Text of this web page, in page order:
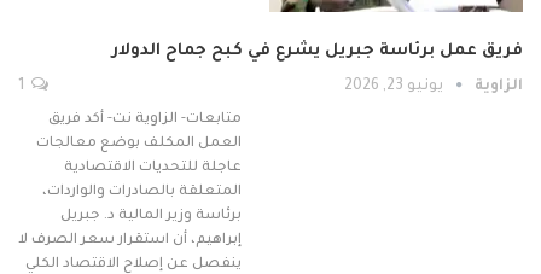
فريق عمل برئاسة جبريل يشرع في كبح جماح الدولار
الزاوية يونيو 23, 2026
متابعات- الزاوية نت- أكد فريق
العمل المكلف بوضع معالجات
عاجلة للتحديات الاقتصادية
المتعلقة بالصادرات والواردات،
برئاسة وزير المالية د. جبريل
إبراهيم، أن استقرار سعر الصرف لا
ينفصل عن إصلاح الاقتصاد الكلي